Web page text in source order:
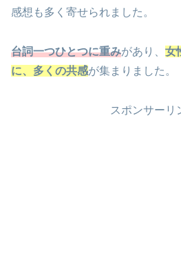
感想も多く寄せられました。
台詞一つひとつに重みがあり、 女
に、多くの共感が集まりました。
スポンサーリ